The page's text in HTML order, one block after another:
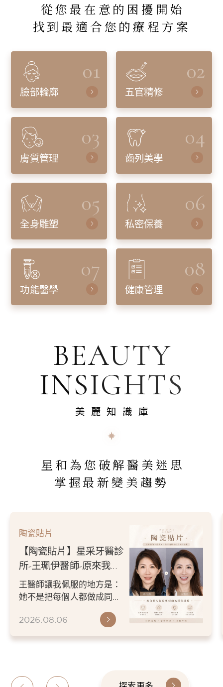
從您最在意的困擾開始
找到最適合您的療程方案
01
臉部輪廓
02
五官精修
03
膚質管理
04
齒列美學
05
全身雕塑
06
私密保養
07
功能醫學
08
健康管理
BEAUTY
INSIGHTS
美麗知識庫
星和為您破解醫美迷思
掌握最新變美趨勢
陶瓷貼片
【陶瓷貼片】星采牙醫診
所-王珮伊醫師-原來我的
不愛笑，只是不喜歡自己
原本的牙齒
王醫師讓我佩服的地方是：
她不是把每個人都做成同一
更適合自己的樣子。 現...
2026.08.06